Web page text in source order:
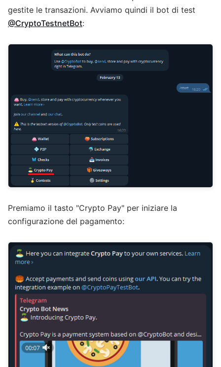
gestite le transazioni. Avviamo quindi il bot di test
@CryptoTestnetBot:
Premiamo il tasto "Crypto Pay" per iniziare la
configurazione del pagamento: